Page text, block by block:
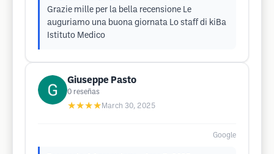
Grazie mille per la bella recensione Le
auguriamo una buona giornata Lo staff di kiBa
Istituto Medico
Giuseppe Pasto
0 reseñas
★★★★ March 30, 2025
Google